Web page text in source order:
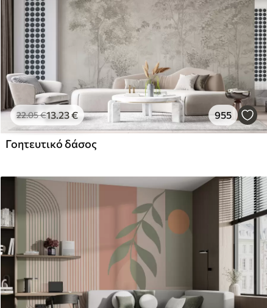
22.05€13.23€ 955
Γοητευτικό δάσος